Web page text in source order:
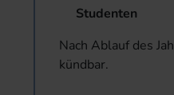
Studenten
Nach Ablauf des
kündbar.